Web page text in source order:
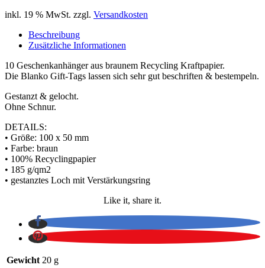
inkl. 19 % MwSt. zzgl. Versandkosten
Beschreibung
Zusätzliche Informationen
10 Geschenkanhänger aus braunem Recycling Kraftpapier.
Die Blanko Gift-Tags lassen sich sehr gut beschriften & bestempeln.
Gestanzt & gelocht.
Ohne Schnur.
DETAILS:
• Größe: 100 x 50 mm
• Farbe: braun
• 100% Recyclingpapier
• 185 g/qm2
• gestanztes Loch mit Verstärkungsring
Like it, share it.
Gewicht 20 g